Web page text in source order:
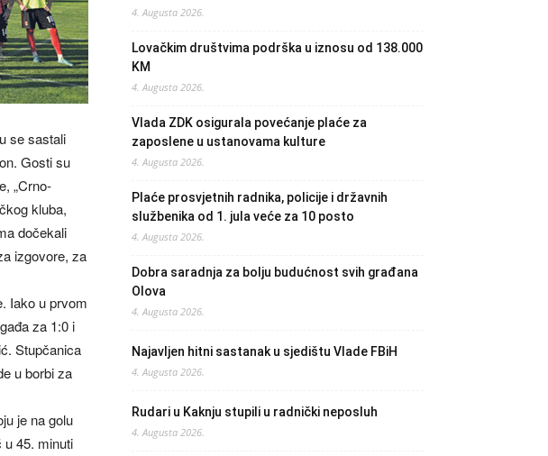
se sastali
Gosti su
„Crno-
kluba,
dočekali
izgovore, za
Iako u prvom
za 1:0 i
Stupčanica
u borbi za
je na golu
u 45. minuti
4. Augusta 2026.
Lovačkim društvima podrška u iznosu od 138.000
KM
4. Augusta 2026.
Vlada ZDK osigurala povećanje plaće za
zaposlene u ustanovama kulture
4. Augusta 2026.
Plaće prosvjetnih radnika, policije i državnih
službenika od 1. jula veće za 10 posto
4. Augusta 2026.
Dobra saradnja za bolju budućnost svih građana
Olova
4. Augusta 2026.
Najavljen hitni sastanak u sjedištu Vlade FBiH
4. Augusta 2026.
Rudari u Kaknju stupili u radnički neposluh
4. Augusta 2026.